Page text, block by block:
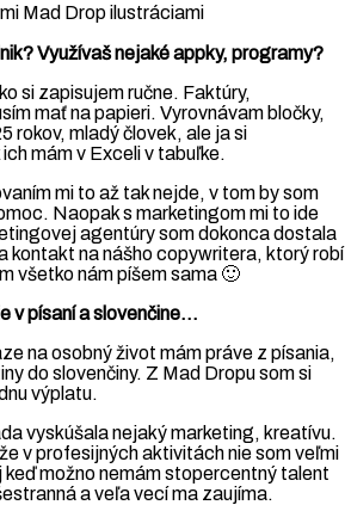
Mad Drop ilustráciami
Využívaš nejaké appky, programy?
si zapisujem ručne. Faktúry,
mať na papieri. Vyrovnávam bločky,
rokov, mladý človek, ale ja si
mám v Exceli v tabuľke.
mi to až tak nejde, v tom by som
Naopak s marketingom mi to ide
agentúry som dokonca dostala
kontakt na nášho copywritera, ktorý robí
všetko nám píšem sama 🙂
v písaní a slovenčine…
na osobný život mám práve z písania,
do slovenčiny. Z Mad Dropu som si
výplatu.
vyskúšala nejaký marketing, kreatívu.
v profesijných aktivitách nie som veľmi
možno nemám stopercentný talent
a veľa vecí ma zaujíma.